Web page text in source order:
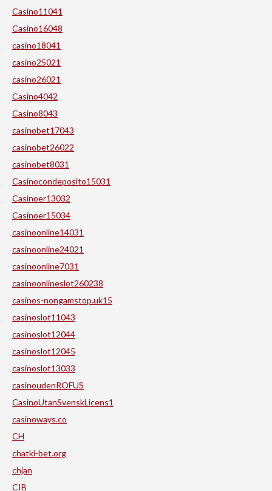
Casino11041
Casino16048
casino18041
casino25021
casino26021
Casino4042
Casino8043
casinobet17043
casinobet26022
casinobet8031
Casinocondeposito15031
Casinoer13032
Casinoer15034
casinoonline14031
casinoonline24021
casinoonline7031
casinoonlineslot260238
casinos-nongamstop.uk15
casinoslot11043
casinoslot12044
casinoslot12045
casinoslot13033
casinoudenROFUS
CasinoUtanSvenskLicens1
casinoways.co
CH
chatki-bet.org
chjan
CIB